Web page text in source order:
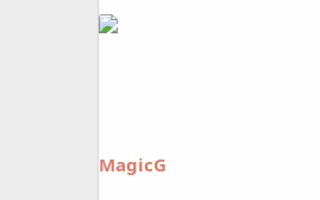
MagicG